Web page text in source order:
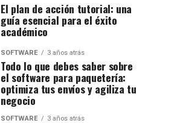
El plan de acción tutorial: una
guía esencial para el éxito
académico
SOFTWARE 3 años atrás
Todo lo que debes saber sobre
el software para paquetería:
optimiza tus envíos y agiliza tu
negocio
SOFTWARE 3 años atrás